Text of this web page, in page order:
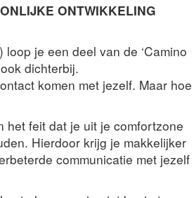
ONTWIKKELING
je een deel van de ‘Camino
dichterbij.
komen met jezelf. Maar hoe
het feit dat je uit je comfortzone
Hierdoor krijg je makkelijker
communicatie met jezelf